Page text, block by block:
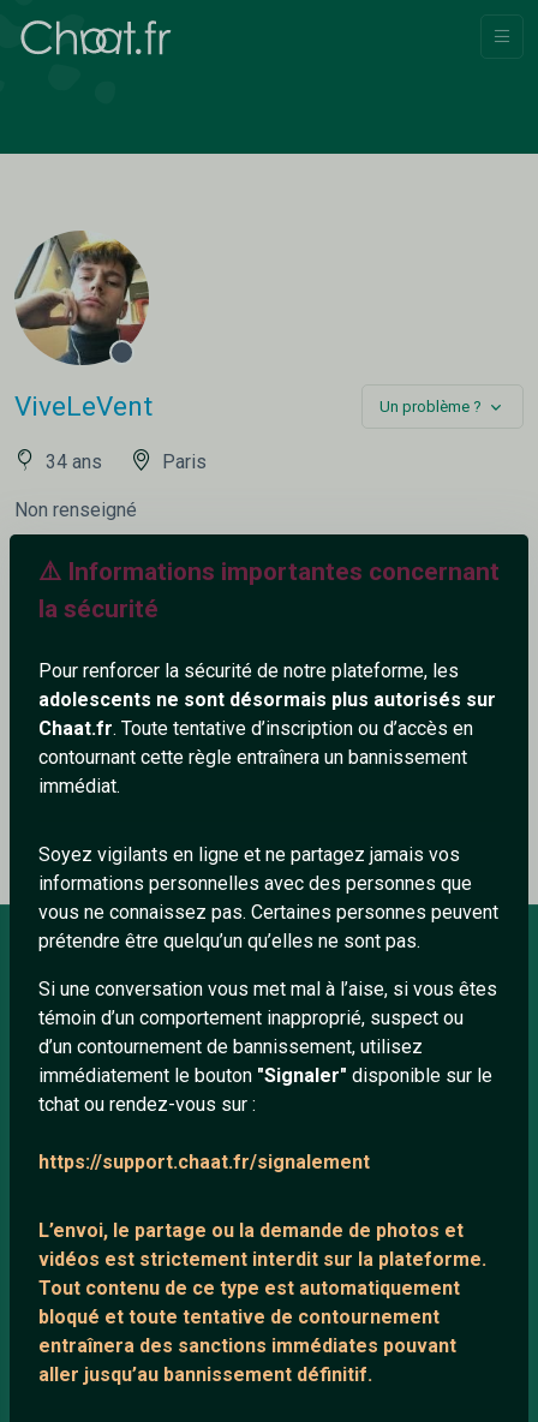
⚠️ Informations importantes concernant
la sécurité
Pour renforcer la sécurité de notre plateforme, les
adolescents ne sont désormais plus autorisés sur
Chaat.fr. Toute tentative d’inscription ou d’accès en
contournant cette règle entraînera un bannissement
immédiat.
Soyez vigilants en ligne et ne partagez jamais vos
informations personnelles avec des personnes que
vous ne connaissez pas. Certaines personnes peuvent
prétendre être quelqu’un qu’elles ne sont pas.
Si une conversation vous met mal à l’aise, si vous êtes
témoin d’un comportement inapproprié, suspect ou
d’un contournement de bannissement, utilisez
immédiatement le bouton "Signaler" disponible sur le
tchat ou rendez-vous sur :
https://support.chaat.fr/signalement
L’envoi, le partage ou la demande de photos et
vidéos est strictement interdit sur la plateforme.
Tout contenu de ce type est automatiquement
bloqué et toute tentative de contournement
entraînera des sanctions immédiates pouvant
aller jusqu’au bannissement définitif.
ViveLeVent Un problème ?
34 ans Paris
Non renseigné
578+
Ajouter un commentaire (0) Tchatter
Le profil n'a pas encore de commentaire.
À PROPOS
Conditions générales
À propos
Mentions légales
Protection mineurs
Blog
Salons de discussion
Communauté